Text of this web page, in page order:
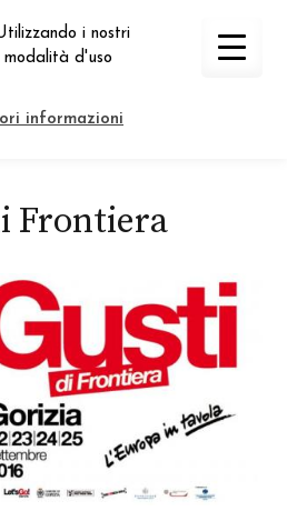
Frontiera
i nostri
d'uso
informazioni